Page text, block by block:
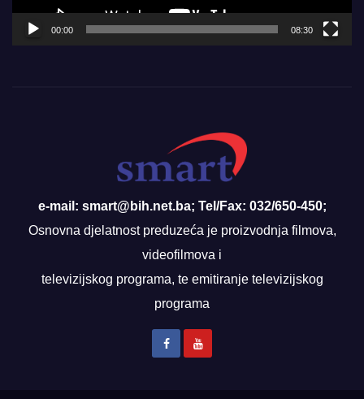
00:00 08:30
e-mail: smart@bih.net.ba; Tel/Fax: 032/650-450;
Osnovna djelatnost preduzeća je proizvodnja filmova,
videofilmova i
televizijskog programa, te emitiranje televizijskog
programa